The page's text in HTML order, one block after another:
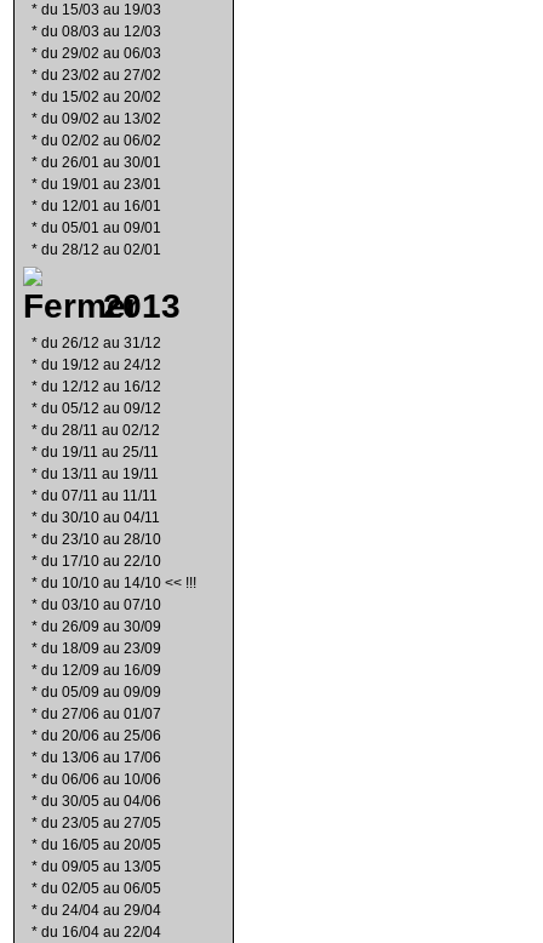
* du 15/03 au 19/03
* du 08/03 au 12/03
* du 29/02 au 06/03
* du 23/02 au 27/02
* du 15/02 au 20/02
* du 09/02 au 13/02
* du 02/02 au 06/02
* du 26/01 au 30/01
* du 19/01 au 23/01
* du 12/01 au 16/01
* du 05/01 au 09/01
* du 28/12 au 02/01
2013
* du 26/12 au 31/12
* du 19/12 au 24/12
* du 12/12 au 16/12
* du 05/12 au 09/12
* du 28/11 au 02/12
* du 19/11 au 25/11
* du 13/11 au 19/11
* du 07/11 au 11/11
* du 30/10 au 04/11
* du 23/10 au 28/10
* du 17/10 au 22/10
* du 10/10 au 14/10 << !!!
* du 03/10 au 07/10
* du 26/09 au 30/09
* du 18/09 au 23/09
* du 12/09 au 16/09
* du 05/09 au 09/09
* du 27/06 au 01/07
* du 20/06 au 25/06
* du 13/06 au 17/06
* du 06/06 au 10/06
* du 30/05 au 04/06
* du 23/05 au 27/05
* du 16/05 au 20/05
* du 09/05 au 13/05
* du 02/05 au 06/05
* du 24/04 au 29/04
* du 16/04 au 22/04